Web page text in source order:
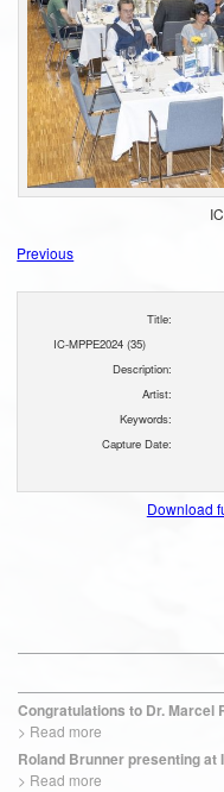
Previous
Title:
IC-MPPE2024 (35)
Description:
Artist:
Keywords:
Capture Date:
Download
Congratulations to Dr. Marcel
> Read more
Roland Brunner presenting at
> Read more